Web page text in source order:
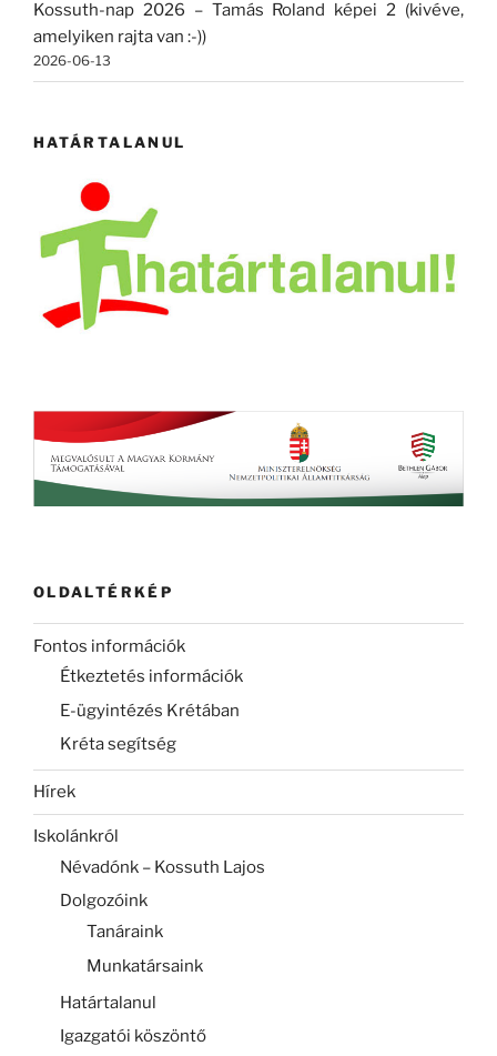
Kossuth-nap 2026 – Tamás Roland képei 2 (kivéve,
amelyiken rajta van :-))
2026-06-13
HATÁRTALANUL
OLDALTÉRKÉP
Fontos információk
Étkeztetés információk
E-ügyintézés Krétában
Kréta segítség
Hírek
Iskolánkról
Névadónk – Kossuth Lajos
Dolgozóink
Tanáraink
Munkatársaink
Határtalanul
Igazgatói köszöntő